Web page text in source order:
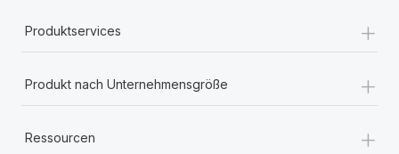
Produktservices +
Produkt nach Unternehmensgröße +
Ressourcen +